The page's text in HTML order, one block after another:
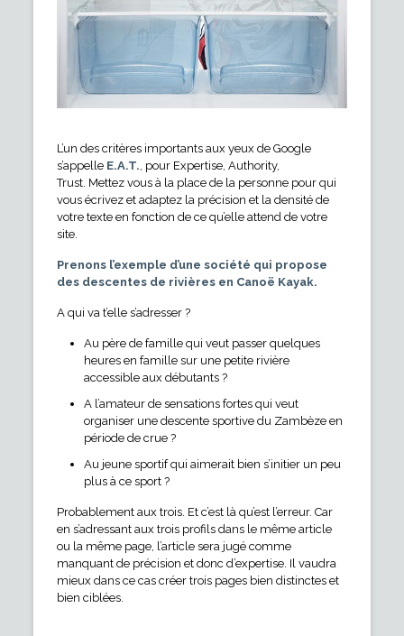
L’un des critères importants aux yeux de Google
s’appelle E.A.T. , pour Expertise, Authority,
Trust. Mettez vous à la place de la personne pour qui
vous écrivez et adaptez la précision et la densité de
votre texte en fonction de ce qu’elle attend de votre
site.
Prenons l’exemple d’une société qui propose
des descentes de rivières en Canoë Kayak.
A qui va t’elle s’adresser ?
Au père de famille qui veut passer quelques
heures en famille sur une petite rivière
accessible aux débutants ?
A l’amateur de sensations fortes qui veut
organiser une descente sportive du Zambèze en
période de crue ?
Au jeune sportif qui aimerait bien s’initier un peu
plus à ce sport ?
Probablement aux trois. Et c’est là qu’est l’erreur. Car
en s’adressant aux trois profils dans le même article
ou la même page, l’article sera jugé comme
manquant de précision et donc d’expertise. Il vaudra
mieux dans ce cas créer trois pages bien distinctes et
bien ciblées.